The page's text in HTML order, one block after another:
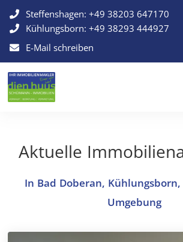
Steffenshagen:+49 38203 647170
Kühlungsborn:+49 38293 444927
E-Mail schreiben
Aktuelle
In Bad Doberan, Kühlungsborn,
Umgebung